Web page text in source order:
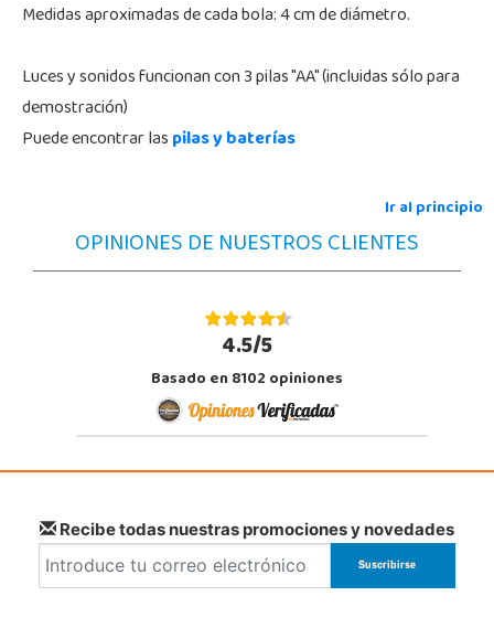
Medidas aproximadas de cada bola: 4 cm de diámetro.
Luces y sonidos funcionan con 3 pilas "AA" (incluidas sólo para
demostración)
Puede encontrar laspilas y baterías
Ir al principio
OPINIONES DE NUESTROS CLIENTES
4.5/5
Basado en 8102 opiniones
Recibe todas nuestras promociones y novedades